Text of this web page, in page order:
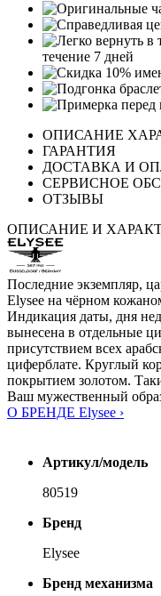
течение 7 дней
ОПИСАНИЕ
ГАРАНТИЯ
ДОСТАВКА И
СЕРВИСНОЕ
ОТЗЫВЫ
ОПИСАНИЕ И
Последние экземпляр,
Elysee на чёрном
Индикация даты, дня
вынесена в отдельные
присутствием всех
циферблате. Круглый
покрытием золотом.
Ваш мужественный
О БРЕНДЕ Elysee ›
Артикул/модель
80519
Бренд
Elysee
Бренд механизма